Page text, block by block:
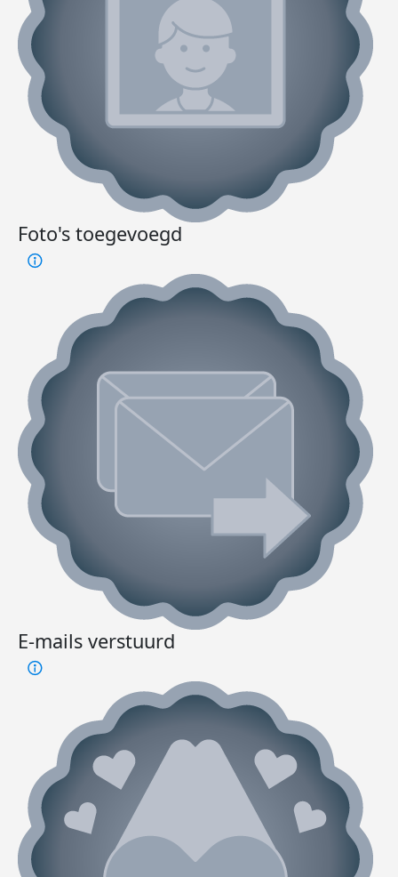
Foto's toegevoegd
E-mails verstuurd